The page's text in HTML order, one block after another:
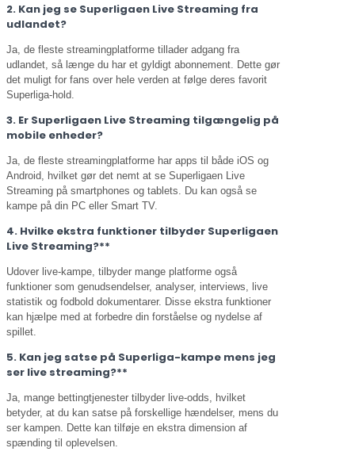
2. Kan jeg se Superligaen Live Streaming fra
udlandet?
Ja, de fleste streamingplatforme tillader adgang fra
udlandet, så længe du har et gyldigt abonnement. Dette gør
det muligt for fans over hele verden at følge deres favorit
Superliga-hold.
3. Er Superligaen Live Streaming tilgængelig på
mobile enheder?
Ja, de fleste streamingplatforme har apps til både iOS og
Android, hvilket gør det nemt at se Superligaen Live
Streaming på smartphones og tablets. Du kan også se
kampe på din PC eller Smart TV.
4. Hvilke ekstra funktioner tilbyder Superligaen
Live Streaming?**
Udover live-kampe, tilbyder mange platforme også
funktioner som genudsendelser, analyser, interviews, live
statistik og fodbold dokumentarer. Disse ekstra funktioner
kan hjælpe med at forbedre din forståelse og nydelse af
spillet.
5. Kan jeg satse på Superliga-kampe mens jeg
ser live streaming?**
Ja, mange bettingtjenester tilbyder live-odds, hvilket
betyder, at du kan satse på forskellige hændelser, mens du
ser kampen. Dette kan tilføje en ekstra dimension af
spænding til oplevelsen.